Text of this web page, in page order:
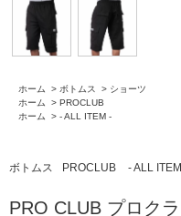
ホーム > ボトムス > ショーツ
ホーム
> PROCLUB
ホーム
> - ALL ITEM -
ボトムス PROCLUB - ALL
PRO CLUB プロク